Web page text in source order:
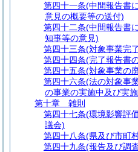
第四十一条(中間報告書
意見の概要等の送付)
第四十二条(中間報告書
知事等の意見)
第四十三条(対象事業完
第四十四条(完了報告書
第四十五条(対象事業の
第四十六条(法の対象事
の事業の実施中及び実
第十章
雑則
第四十七条(環境影響評
議会)
第四十八条(県及び市町
第四十九条(報告及び調